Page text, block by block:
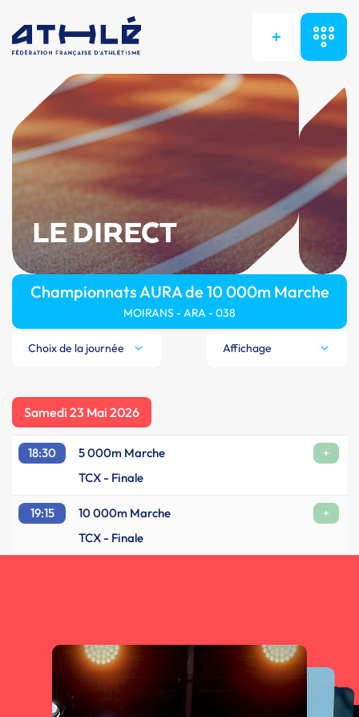
+
LE DIRECT
Championnats AURA de 10 000m Marche
MOIRANS - ARA - 038
Choix de la journée Affichage
Samedi 23 Mai 2026
18:30 5 000m Marche
+
TCX - Finale
19:15 10 000m Marche
+
TCX - Finale